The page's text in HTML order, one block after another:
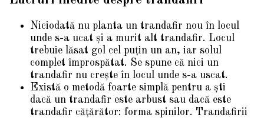
Niciodată nu planta un trandafir nou în locul
unde s-a ucat și a murit alt trandafir. Locul
trebuie lăsat gol cel puțin un an, iar solul
complet împrospătat. Se spune că nici un
trandafir nu crește în locul unde s-a uscat.
Există o metodă foarte simplă pentru a ști
dacă un trandafir este arbust sau dacă este
trandafir cățărător: forma spinilor. Trandafirii